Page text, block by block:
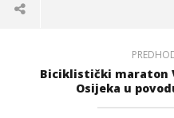
Biciklistički maraton
Osijeka u